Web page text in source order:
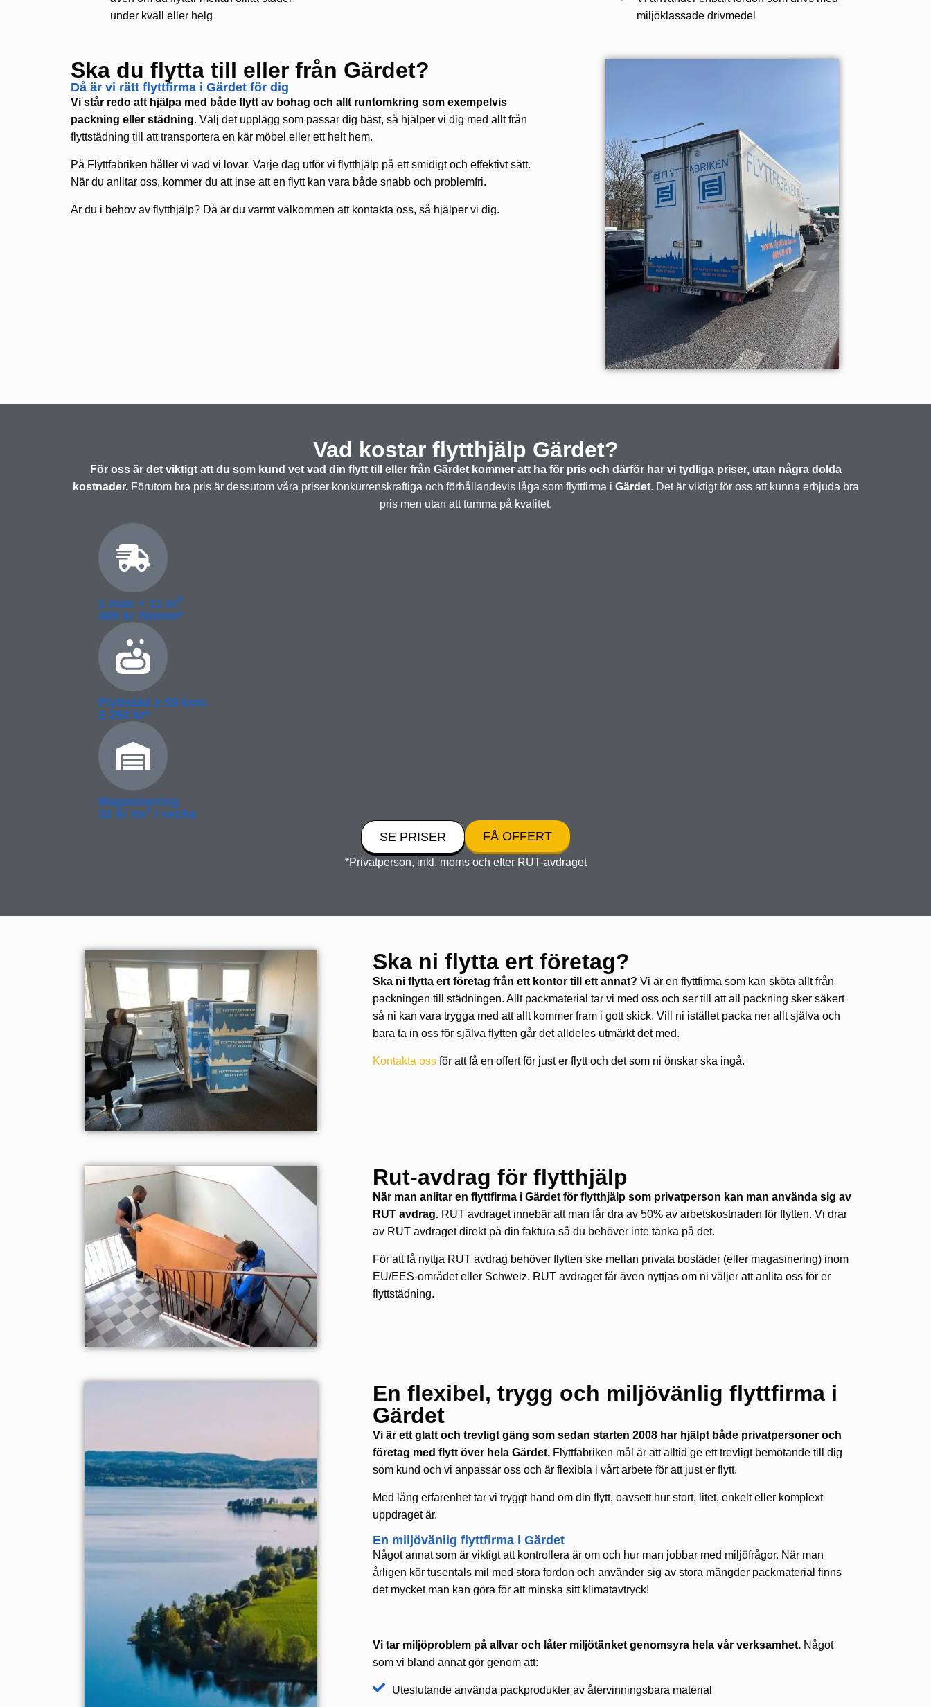
under kväll eller helg
miljöklassade drivmedel
Ska du flytta till eller från Gärdet?
Då är vi rätt flyttfirma i Gärdet för dig
Vi står redo att hjälpa med både flytt av bohag och allt runtomkring som exempelvis
packning eller städning. Välj det upplägg som passar dig bäst, så hjälper vi dig med allt från
flyttstädning till att transportera en kär möbel eller ett helt hem.
På Flyttfabriken håller vi vad vi lovar. Varje dag utför vi flytthjälp på ett smidigt och effektivt sätt.
När du anlitar oss, kommer du att inse att en flytt kan vara både snabb och problemfri.
Är du i behov av flytthjälp? Då är du varmt välkommen att kontakta oss, så hjälper vi dig.
Vad kostar flytthjälp Gärdet?
För oss är det viktigt att du som kund vet vad din flytt till eller från Gärdet kommer att ha för pris och därför har vi tydliga priser, utan några dolda
kostnader.Förutom bra pris är dessutom våra priser konkurrenskraftiga och förhållandevis låga som flyttfirma i Gärdet. Det är viktigt för oss att kunna erbjuda bra
pris men utan att tumma på kvalitet.
1 man + 11 m3
495 kr /timme*
Flyttstäd ≥­ 59 kvm
2 250 kr*
Magasinering
32 kr /m3 / vecka
SE PRISER
FÅ OFFERT
*Privatperson, inkl. moms och efter RUT-avdraget
Ska ni flytta ert företag?
Ska ni flytta ert företag från ett kontor till ett annat? Vi är en flyttfirma som kan sköta allt från
packningen till städningen. Allt packmaterial tar vi med oss och ser till att all packning sker säkert
så ni kan vara trygga med att allt kommer fram i gott skick. Vill ni istället packa ner allt själva och
bara ta in oss för själva flytten går det alldeles utmärkt det med.
Kontakta oss för att få en offert för just er flytt och det som ni önskar ska ingå.
Rut-avdrag för flytthjälp
När man anlitar en flyttfirma i Gärdet för flytthjälp som privatperson kan man använda sig av
RUT avdrag. RUT avdraget innebär att man får dra av 50% av arbetskostnaden för flytten. Vi drar
av RUT avdraget direkt på din faktura så du behöver inte tänka på det.
För att få nyttja RUT avdrag behöver flytten ske mellan privata bostäder (eller magasinering) inom
EU/EES-området eller Schweiz. RUT avdraget får även nyttjas om ni väljer att anlita oss för er
flyttstädning.
En flexibel, trygg och miljövänlig flyttfirma i
Gärdet
Vi är ett glatt och trevligt gäng som sedan starten 2008 har hjälpt både privatpersoner och
företag med flytt över hela Gärdet. Flyttfabriken mål är att alltid ge ett trevligt bemötande till dig
som kund och vi anpassar oss och är flexibla i vårt arbete för att just er flytt.
Med lång erfarenhet tar vi tryggt hand om din flytt, oavsett hur stort, litet, enkelt eller komplext
uppdraget är.
En miljövänlig flyttfirma i Gärdet
Något annat som är viktigt att kontrollera är om och hur man jobbar med miljöfrågor. När man
årligen kör tusentals mil med stora fordon och använder sig av stora mängder packmaterial finns
det mycket man kan göra för att minska sitt klimatavtryck!
Vi tar miljöproblem på allvar och låter miljötänket genomsyra hela vår verksamhet. Något
som vi bland annat gör genom att:
Uteslutande använda packprodukter av återvinningsbara material